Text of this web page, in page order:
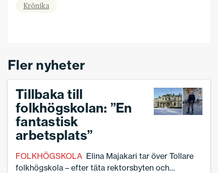
Krönika
Fler nyheter
Tillbaka till
folkhögskolan: ”En
fantastisk
arbetsplats”
FOLKHÖGSKOLA Elina Majakari tar över Tollare
folkhögskola – efter täta rektorsbyten och